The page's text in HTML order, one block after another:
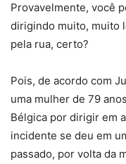
Provavelmente, você
dirigindo muito, muito
pela rua, certo?
Pois, de acordo com
uma mulher de 79
Bélgica por dirigir em
incidente se deu em
passado, por volta da